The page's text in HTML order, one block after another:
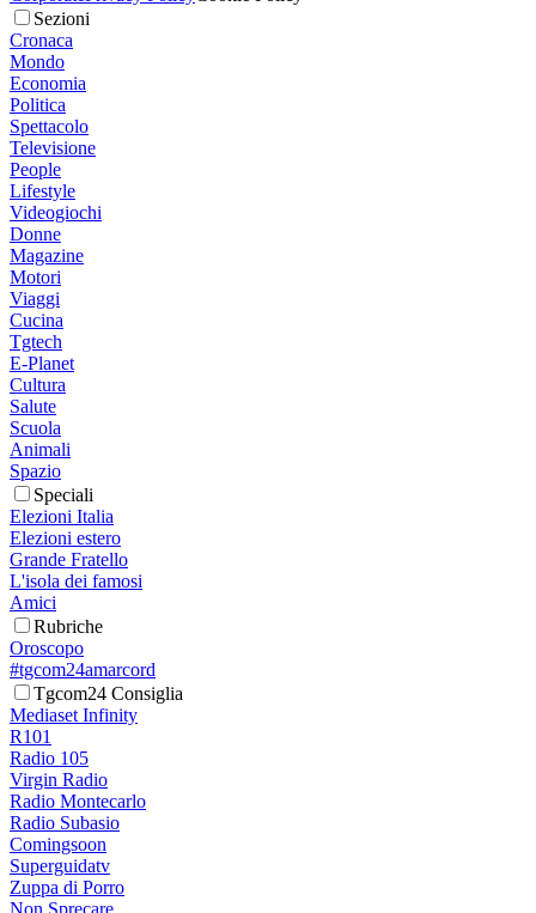
Sezioni
Cronaca
Mondo
Economia
Politica
Spettacolo
Televisione
People
Lifestyle
Videogiochi
Donne
Magazine
Motori
Viaggi
Cucina
Tgtech
E-Planet
Cultura
Salute
Scuola
Animali
Spazio
Speciali
Elezioni Italia
Elezioni estero
Grande Fratello
L'isola dei famosi
Amici
Rubriche
Oroscopo
#tgcom24amarcord
Tgcom24 Consiglia
Mediaset Infinity
R101
Radio 105
Virgin Radio
Radio Montecarlo
Radio Subasio
Comingsoon
Superguidatv
Zuppa di Porro